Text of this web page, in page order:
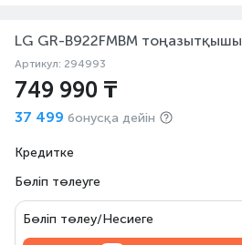
LG GR-B922FMBM тоңазытқышы
Артикул: 294993
749 990 ₸
37 499 бонусқа дейін
Кредитке
Бөліп төлеуге
Бөліп төлеу/Несиеге